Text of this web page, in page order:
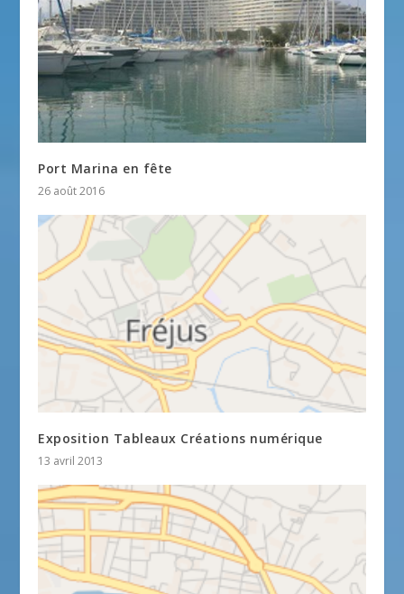
Port Marina en fête
26 août 2016
Exposition Tableaux Créations numérique
13 avril 2013